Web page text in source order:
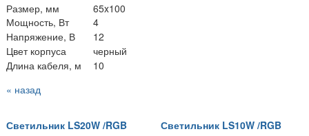
Размер, мм
65x100
Мощность, Вт
4
Напряжение, В
12
Цвет корпуса
черный
Длина кабеля, м
10
« назад
Светильник LS20W /RGB Светильник LS10W /RGB